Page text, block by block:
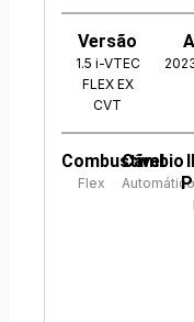
Versão
1.5 i-VTEC
FLEX EX
CVT
Combustível
Flex
Câmbio
Automático